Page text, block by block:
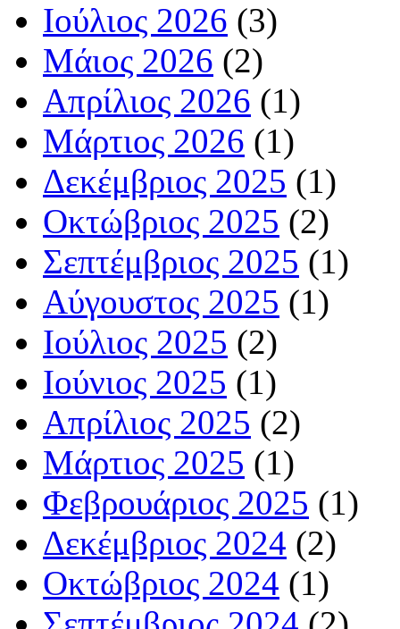
Ιούλιος 2026 (3)
Μάιος 2026 (2)
Απρίλιος 2026 (1)
Μάρτιος 2026 (1)
Δεκέμβριος 2025 (1)
Οκτώβριος 2025 (2)
Σεπτέμβριος 2025 (1)
Αύγουστος 2025 (1)
Ιούλιος 2025 (2)
Ιούνιος 2025 (1)
Απρίλιος 2025 (2)
Μάρτιος 2025 (1)
Φεβρουάριος 2025 (1)
Δεκέμβριος 2024 (2)
Οκτώβριος 2024 (1)